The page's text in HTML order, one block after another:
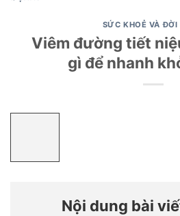
SỨC KHOẺ VÀ ĐỜI
Viêm đường tiết
gì để nhanh
Nội dung bài